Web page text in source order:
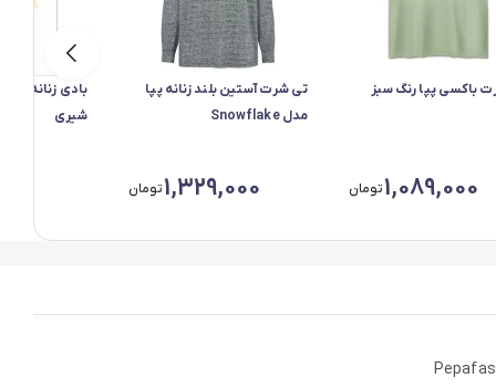
باکسی پپا رنگ سبز
1,089,000تومان
تی شرت آستین بلند زنانه پپا
مدل Snowflake
1,329,000تومان
شیری